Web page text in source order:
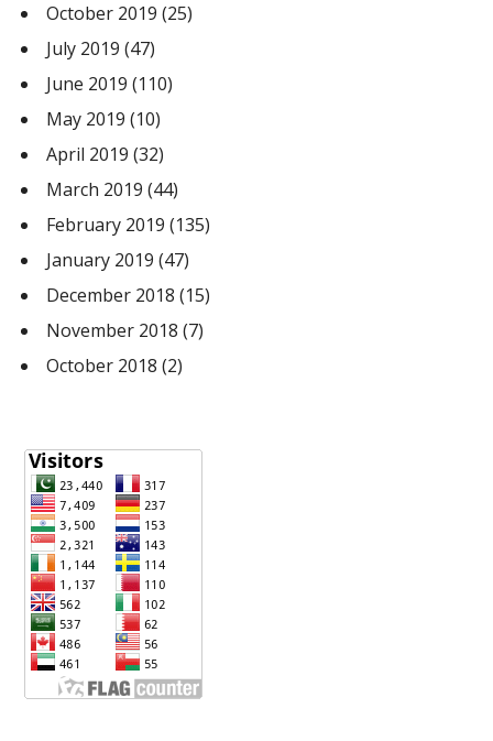
October 2019 (25)
July 2019 (47)
June 2019 (110)
May 2019 (10)
April 2019 (32)
March 2019 (44)
February 2019 (135)
January 2019 (47)
December 2018 (15)
November 2018 (7)
October 2018 (2)